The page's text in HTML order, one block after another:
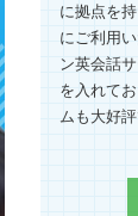
に拠点を
にご利用
ン英会話
を入れて
ムも大好評